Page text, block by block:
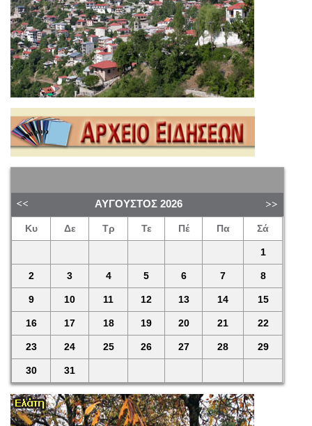
ΑΎΓΟΥΣΤΟΣ 2026
Κυ Δε Τρ Τε Πέ Πα Σά
1
2 3 4 5 6 7 8
9 10 11 12 13 14 15
16 17 18 19 20 21 22
23 24 25 26 27 28 29
30 31